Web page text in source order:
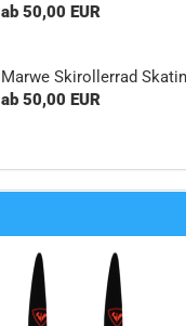
ab 50,00 EUR
Marwe Skirollerrad
ab 50,00 EUR